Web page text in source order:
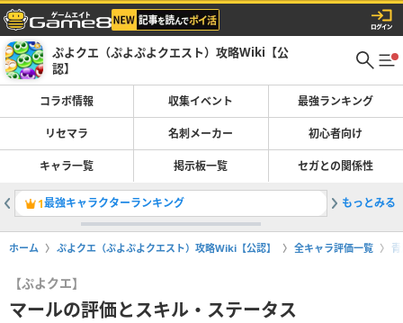
ぷよクエ（ぷよぷよクエスト）攻略Wiki【公
認】
コラボ情報 収集イベント 最強ランキング
リセマラ 名刺メーカー 初心者向け
キャラ一覧 掲示板一覧 セガとの関係性
1最強キャラクターランキング 2蒸気と
もっとみる
ホーム ぷよクエ（ぷよぷよクエスト）攻略Wiki【公認】 全キャラ評価一覧
【ぷよクエ】
マールの評価とスキル・ステータス